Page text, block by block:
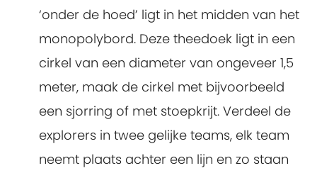
‘onder de hoed’ ligt in het midden van het
monopolybord. Deze theedoek ligt in een
cirkel van een diameter van ongeveer 1,5
meter, maak de cirkel met bijvoorbeeld
een sjorring of met stoepkrijt. Verdeel de
explorers in twee gelijke teams, elk team
neemt plaats achter een lijn en zo staan